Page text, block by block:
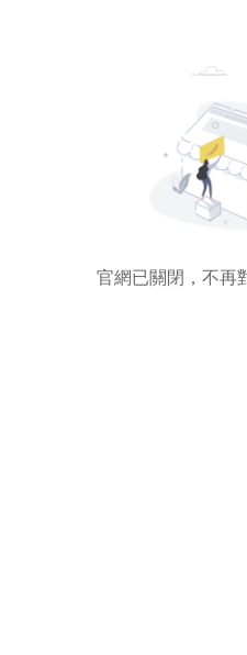
官網已關閉，不再